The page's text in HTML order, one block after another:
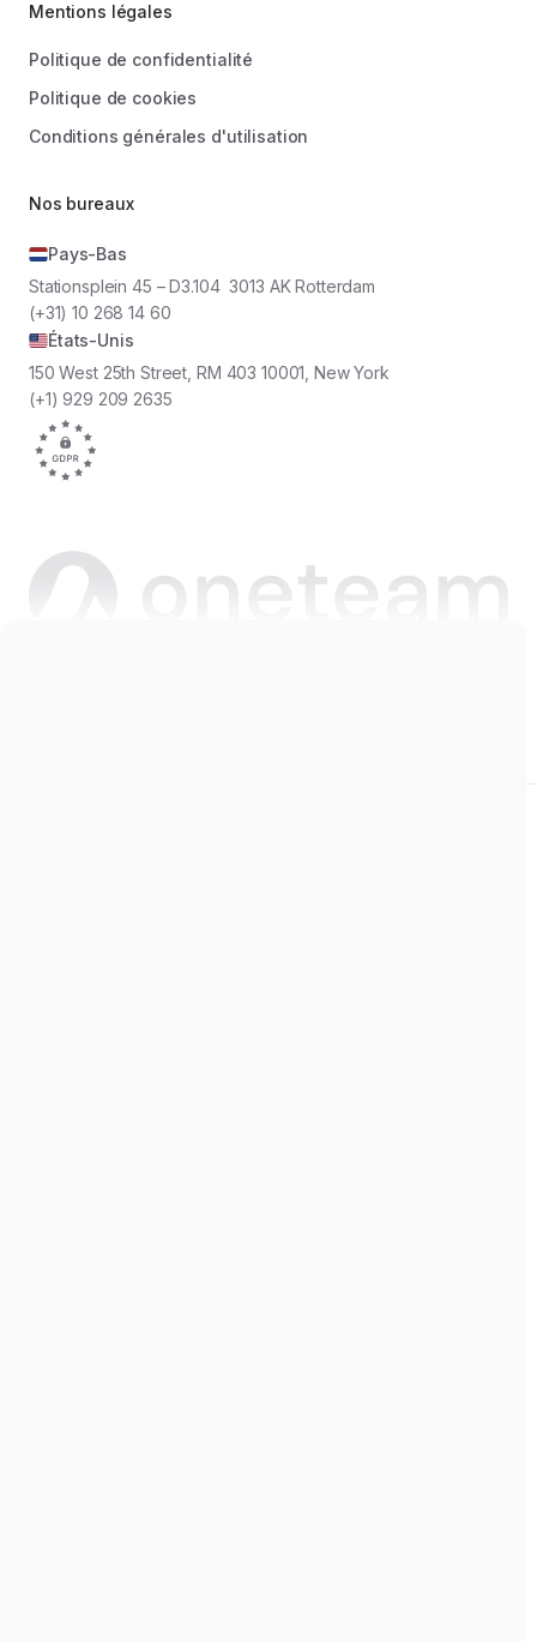
Mentions légales
Politique de confidentialité
Politique de cookies
Conditions générales d'utilisation
Nos bureaux
Pays-Bas
Stationsplein 45 – D3.104 3013 AK Rotterdam
(+31) 10 268 14 60
États-Unis
150 West 25th Street, RM 403 10001, New York
(+1) 929 209 2635